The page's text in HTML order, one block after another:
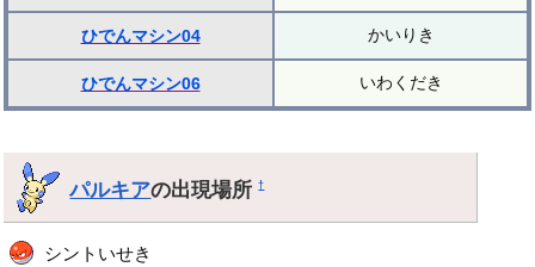
ひでんマシン04 かいりき
ひでんマシン06 いわくだき
パルキアの出現場所†
シントいせき